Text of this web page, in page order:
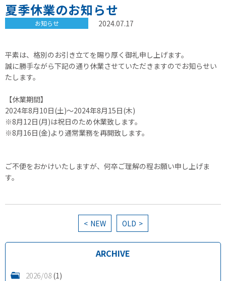
夏季休業のお知らせ
お知らせ 2024.07.17
平素は、格別のお引き立てを賜り厚く御礼申し上げます。
誠に勝手ながら下記の通り休業させていただきますのでお知らせい
たします。
【休業期間】
2024年8月10日(土)～2024年8月15日(木)
※8月12日(月)は祝日のため休業致します。
※8月16日(金)より通常業務を再開致します。
ご不便をおかけいたしますが、何卒ご理解の程お願い申し上げま
す。
NEW OLD
ARCHIVE
2026/08(1)